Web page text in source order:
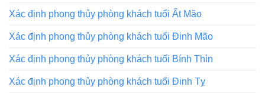
Xác định phong thủy phòng khách tuổi Ất Mão
Xác định phong thủy phòng khách tuổi Đinh Mão
Xác định phong thủy phòng khách tuổi Bính Thìn
Xác định phong thủy phòng khách tuổi Đinh Tỵ